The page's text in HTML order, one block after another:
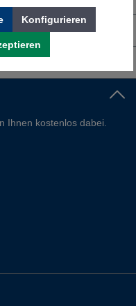
Ihnen kostenlos dabei.
Konfigurieren